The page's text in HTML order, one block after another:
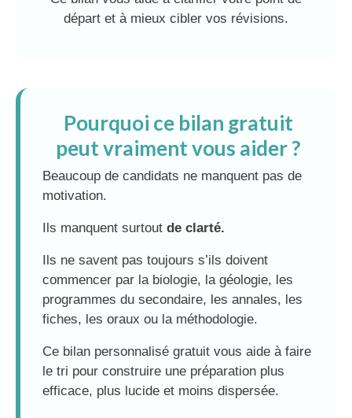
départ et à mieux cibler vos révisions.
Pourquoi ce bilan gratuit
peut vraiment vous aider ?
Beaucoup de candidats ne manquent pas de
motivation.
Ils manquent surtout de clarté.
Ils ne savent pas toujours s’ils doivent
commencer par la biologie, la géologie, les
programmes du secondaire, les annales, les
fiches, les oraux ou la méthodologie.
Ce bilan personnalisé gratuit vous aide à faire
le tri pour construire une préparation plus
efficace, plus lucide et moins dispersée.